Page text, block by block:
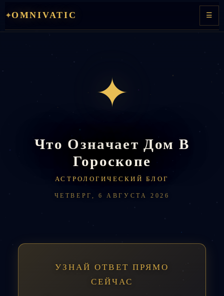
содержимому
✦OMNIVATIC ☰
✦
Что Означает Дом В
Гороскопе
АСТРОЛОГИЧЕСКИЙ БЛОГ
ЧЕТВЕРГ, 6 АВГУСТА 2026
УЗНАЙ ОТВЕТ ПРЯМО
СЕЙЧАС